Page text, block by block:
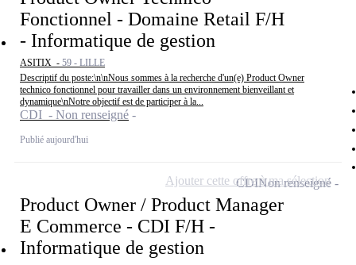
Fonctionnel - Domaine Retail F/H
- Informatique de gestion
ASITIX - 59 - LILLE
Descriptif du poste:\n\nNous sommes à la recherche d'un(e) Product Owner
technico fonctionnel pour travailler dans un environnement bienveillant et
dynamique\nNotre objectif est de participer à la...
CDI - Non renseigné
Publié aujourd'hui
Product Owner / Product Manager
E Commerce - CDI F/H -
Informatique de gestion
CDINon renseigné
Ajouter cette offre à ma sélection